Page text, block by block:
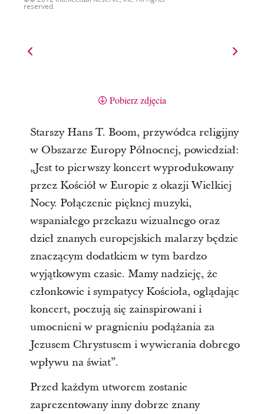
reserved.
Pobierz zdjęcia
Starszy Hans T. Boom, przywódca religijny
w Obszarze Europy Północnej, powiedział:
„Jest to pierwszy koncert wyprodukowany
przez Kościół w Europie z okazji Wielkiej
Nocy. Połączenie pięknej muzyki,
wspaniałego przekazu wizualnego oraz
dzieł znanych europejskich malarzy będzie
znaczącym dodatkiem w tym bardzo
wyjątkowym czasie. Mamy nadzieję, że
członkowie i sympatycy Kościoła, oglądając
koncert, poczują się zainspirowani i
umocnieni w pragnieniu podążania za
Jezusem Chrystusem i wywierania dobrego
wpływu na świat”.
Przed każdym utworem zostanie
zaprezentowany inny dobrze znany